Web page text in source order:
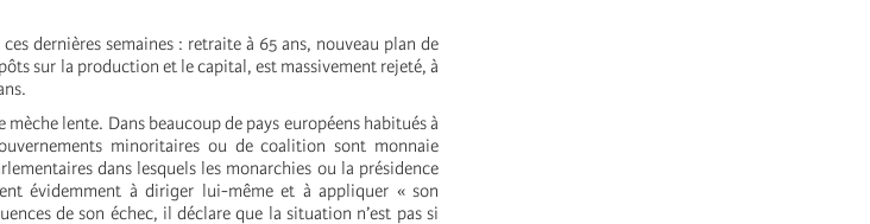
dernières semaines : retraite à 65 ans, nouveau plan de
sur la production et le capital, est massivement rejeté, à
lente. Dans beaucoup de pays européens habitués à
minoritaires ou de coalition sont monnaie
dans lesquels les monarchies ou la présidence
évidemment à diriger lui-même et à appliquer « son
de son échec, il déclare que la situation n’est pas si